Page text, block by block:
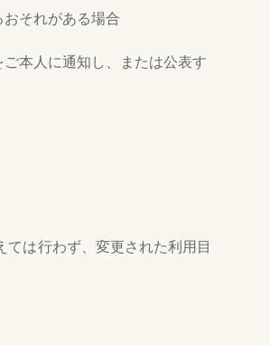
それがある場合
本人に通知し、または公表す
は行わず、変更された利用目